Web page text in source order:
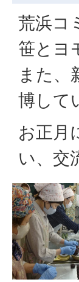
荒浜コ
笹とヨ
また、
博して
お正月
い、交